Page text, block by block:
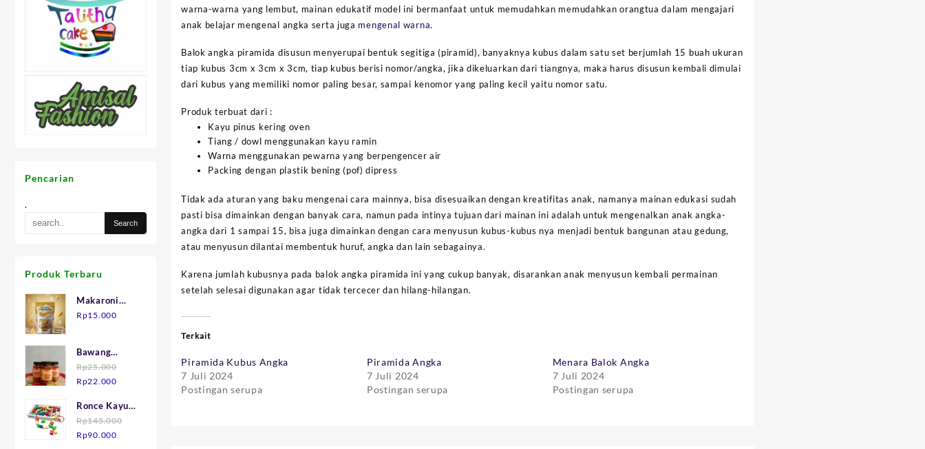
Pencarian
.
Produk Terbaru
Makaroni
Keju "Mak
Rp15.000
Bawang
Goreng asli
Brebes.
Rp25.000
Harga
adalah:
Rp25.000.
Rp22.000Harga
ini
adalah:
Rp22.000.
Ronce Kayu
isi 75
Rp145.000
Harga
Rp90.000Harga
warna-warna yang lembut, mainan edukatif model ini bermanfaat untuk memudahkan memudahkan orangtua dalam mengajari
anak belajar mengenal angka serta juga mengenal warna.
Balok angka piramida disusun menyerupai bentuk segitiga (piramid), banyaknya kubus dalam satu set berjumlah 15 buah ukuran
tiap kubus 3cm x 3cm x 3cm, tiap kubus berisi nomor/angka, jika dikeluarkan dari tiangnya, maka harus disusun kembali dimulai
dari kubus yang memiliki nomor paling besar, sampai kenomor yang paling kecil yaitu nomor satu.
Produk terbuat dari :
Kayu pinus kering oven
Tiang / dowl menggunakan kayu ramin
Warna menggunakan pewarna yang berpengencer air
Packing dengan plastik bening (pof) dipress
Tidak ada aturan yang baku mengenai cara mainnya, bisa disesuaikan dengan kreatifitas anak, namanya mainan edukasi sudah
pasti bisa dimainkan dengan banyak cara, namun pada intinya tujuan dari mainan ini adalah untuk mengenalkan anak angka-
angka dari 1 sampai 15, bisa juga dimainkan dengan cara menyusun kubus-kubus nya menjadi bentuk bangunan atau gedung,
atau menyusun dilantai membentuk huruf, angka dan lain sebagainya.
Karena jumlah kubusnya pada balok angka piramida ini yang cukup banyak, disarankan anak menyusun kembali permainan
setelah selesai digunakan agar tidak tercecer dan hilang-hilangan.
Terkait
Piramida Kubus Angka
7 Juli 2024
Postingan serupa
Piramida Angka
7 Juli 2024
Postingan serupa
Menara Balok Angka
7 Juli 2024
Postingan serupa